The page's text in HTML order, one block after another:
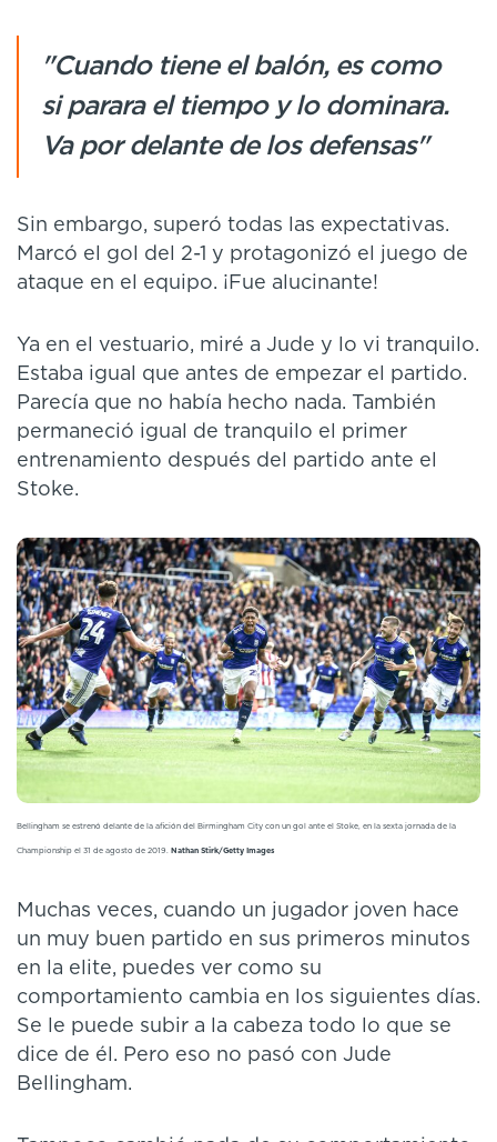
"Cuando tiene el balón, es como
si parara el tiempo y lo dominara.
Va por delante de los defensas"
Sin embargo, superó todas las expectativas.
Marcó el gol del 2-1 y protagonizó el juego de
ataque en el equipo. ¡Fue alucinante!
Ya en el vestuario, miré a Jude y lo vi tranquilo.
Estaba igual que antes de empezar el partido.
Parecía que no había hecho nada. También
permaneció igual de tranquilo el primer
entrenamiento después del partido ante el
Stoke.
Bellingham se estrenó delante de la afición del Birmingham City con un gol ante el Stoke, en la sexta jornada de la
Championship el 31 de agosto de 2019. Nathan Stirk/Getty Images
Muchas veces, cuando un jugador joven hace
un muy buen partido en sus primeros minutos
en la elite, puedes ver como su
comportamiento cambia en los siguientes días.
Se le puede subir a la cabeza todo lo que se
dice de él. Pero eso no pasó con Jude
Bellingham.